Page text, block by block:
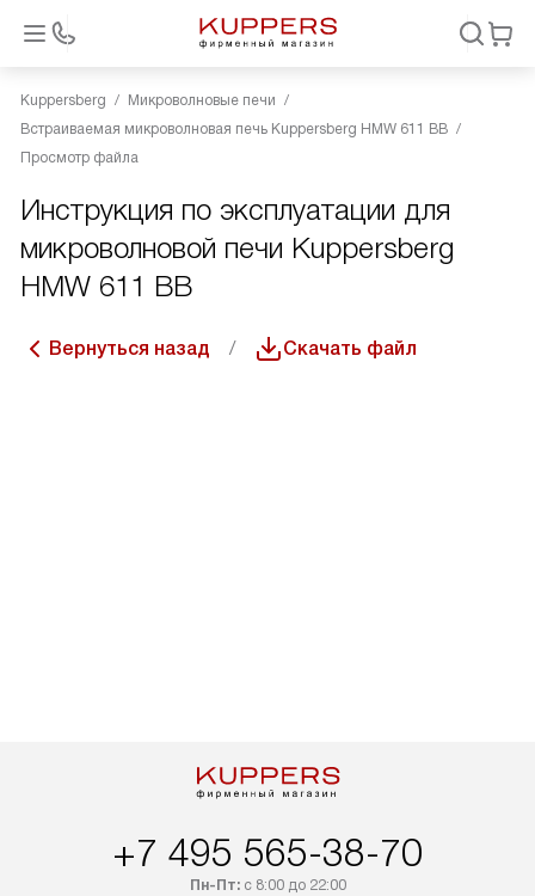
Kuppersberg
Микроволновые печи
Встраиваемая микроволновая печь Kuppersberg HMW 611 BB
Просмотр файла
Инструкция по эксплуатации для
микроволновой печи Kuppersberg
HMW 611 BB
Вернуться назад Скачать файл
+7 495 565-38-70
Пн-Пт:с 8:00 до 22:00